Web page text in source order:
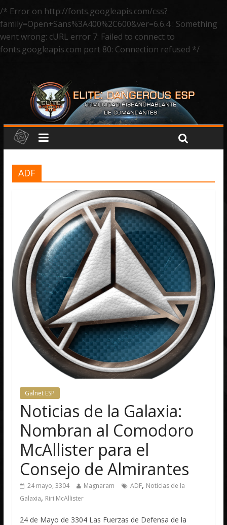
/* Error on http://fonts.googleapis.com/css?
family=Open+Sans%3A400%2C600&ver=6.6.4 : Something
went wrong: cURL error 7: Failed to connect to
fonts.googleapis.com port 80: Connection refused */
ADF
Galnet ESP
Noticias de la Galaxia:
Nombran al Comodoro
McAllister para el
Consejo de Almirantes
24 mayo, 3304 Magnaram ADF, Noticias de la
Galaxia, Riri McAllister
24 de Mayo de 3304 Las Fuerzas de Defensa de la